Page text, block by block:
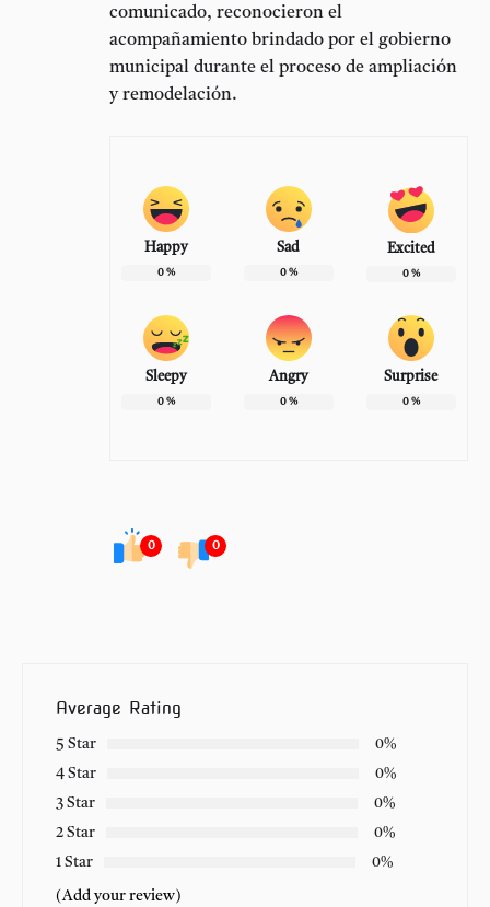
comunicado, reconocieron el
acompañamiento brindado por el gobierno
municipal durante el proceso de ampliación
y remodelación.
Happy
0%
Sad
0%
Excited
0%
Sleepy
0%
Angry
0%
Surprise
0%
0 0
Average Rating
5 Star
0%
4 Star
0%
3 Star
0%
2 Star
0%
1 Star
0%
(Add your review)